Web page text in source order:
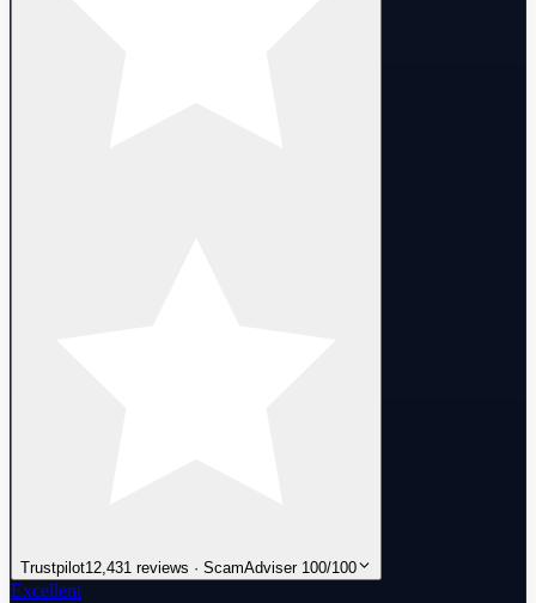
Trustpilot12,431 reviews · ScamAdviser 100/100
Excellent